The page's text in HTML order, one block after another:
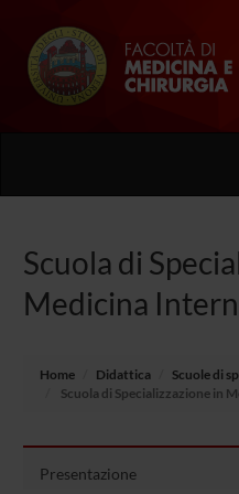
Scuola di
Medicina
Home Didattica
Scuole di
Scuola di Specializzazione in
Presentazione